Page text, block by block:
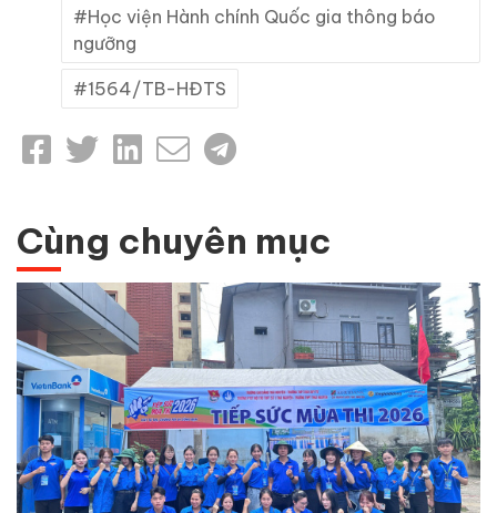
Học viện Hành chính Quốc gia thông báo
ngưỡng
1564/TB-HĐTS
Cùng chuyên mục